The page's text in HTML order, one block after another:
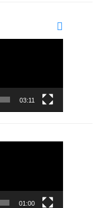
03:11
01:00